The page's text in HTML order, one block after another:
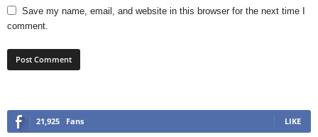
Save my name, email, and website in this browser for the next time I
comment.
21,925 Fans LIKE